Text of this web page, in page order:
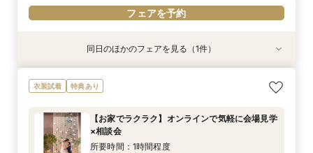
フェアを予約
8/20(木)
＼サクッと60分で結婚式のことがわかる／時短
ウエディングフェア
9:30〜
同日のほかのフェアを見る（1件）
衣装試着 特典あり
【お家でラクラク】オンラインで気軽に会場見学
×相談会
所要時間：1時間程度